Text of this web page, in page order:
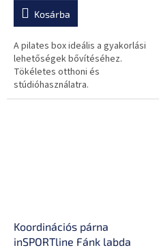
Kosárba
A pilates box ideális a gyakorlási
lehetőségek bővítéséhez.
Tökéletes otthoni és
stúdióhasználatra.
Koordinációs párna
inSPORTline Fánk labda